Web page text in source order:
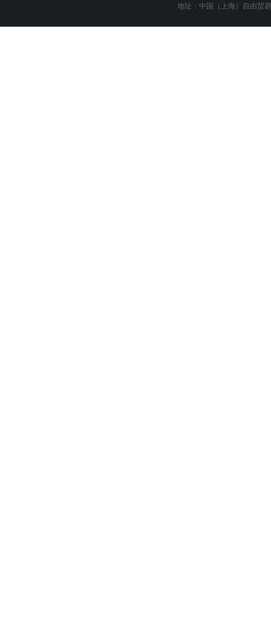
地址：中国（上海）自由贸